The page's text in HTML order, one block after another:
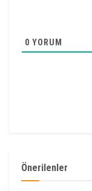
0 YORUM
Önerilenler